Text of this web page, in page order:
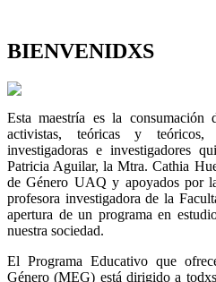
BIENVENIDXS
Esta maestría es la consumación
activistas, teóricas y
investigadoras e investigadores
Patricia Aguilar, la Mtra. Cathia
de Género UAQ y apoyados por
profesora investigadora de la
apertura de un programa en
nuestra sociedad.
El Programa Educativo que
Género (MEG) está dirigido a